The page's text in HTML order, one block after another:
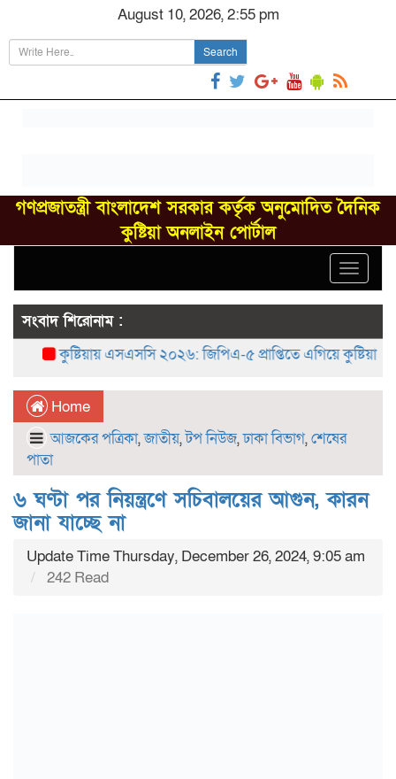
August 10, 2026, 2:55 pm
Search
গণপ্রজাতন্ত্রী বাংলাদেশ সরকার কর্তৃক অনুমোদিত দৈনিক
কুষ্টিয়া অনলাইন পোর্টাল
Toggle
সংবাদ শিরোনাম :
কুষ্টিয়ায় এসএসসি ২০২৬: জিপিএ-৫ প্রাপ্তিতে এগিয়ে কুষ্টিয়া
Home
আজকের পত্রিকা,জাতীয়,টপ নিউজ,ঢাকা বিভাগ,শেষের
পাতা
৬ ঘণ্টা পর নিয়ন্ত্রণে সচিবালয়ের আগুন, কারন
জানা যাচ্ছে না
Update Time Thursday, December 26, 2024, 9:05 am
242 Read